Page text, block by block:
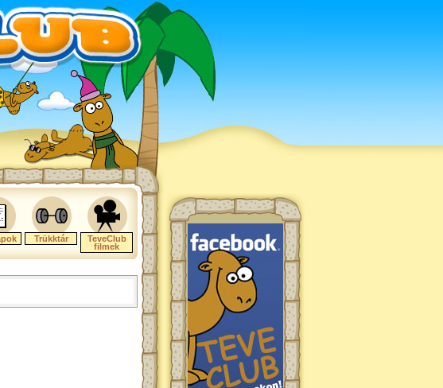
Trükktár
TeveClub
filmek